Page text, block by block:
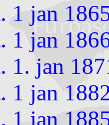
1 jan
1 jan
1. jan
1 jan
1 jan